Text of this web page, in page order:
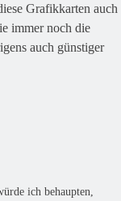
Grafikkarten auch
immer noch die
auch günstiger
ich behaupten,